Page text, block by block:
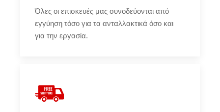
Όλες οι επισκευές μας συνοδεύονται από
εγγύηση τόσο για τα ανταλλακτικά όσο και
για την εργασία.